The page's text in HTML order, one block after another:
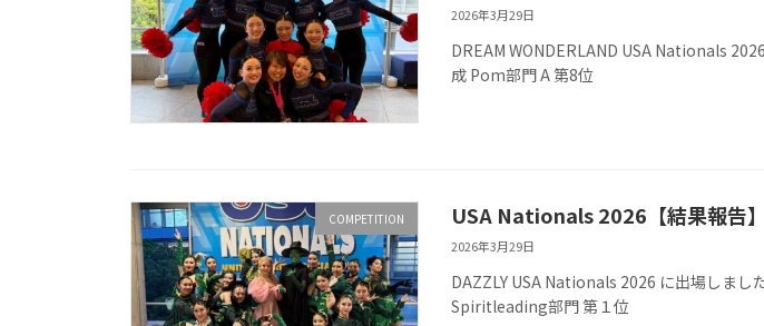
2026年3月29日
DREAM WONDERLAND USA Nationals
成 Pom部門 A 第8位
COMPETITION USA Nationals 2026【結果報告
2026年3月29日
DAZZLY USA Nationals 2026 に出場しまし
Spiritleading部門 第１位